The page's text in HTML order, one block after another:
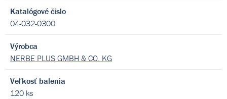
Katalógové číslo
04-032-0300
Výrobca
NERBE PLUS GMBH & CO. KG
Veľkosť balenia
120 ks